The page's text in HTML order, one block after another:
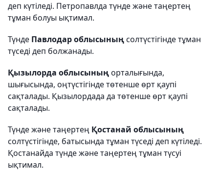
деп күтіледі. Петропавлда түнде және таңертең
тұман болуы ықтимал.
Түнде Павлодар облысыныңсолтүстігінде тұман
түседі деп болжанады.
Қызылорда облысыныңорталығында,
шығысында, оңтүстігінде төтенше өрт қаупі
сақталады. Қызылордада да төтенше өрт қаупі
сақталады.
Түнде және таңертең Қостанай облысының
солтүстігінде, батысында тұман түседі деп күтіледі.
Қостанайда түнде және таңертең тұман түсуі
ықтимал.